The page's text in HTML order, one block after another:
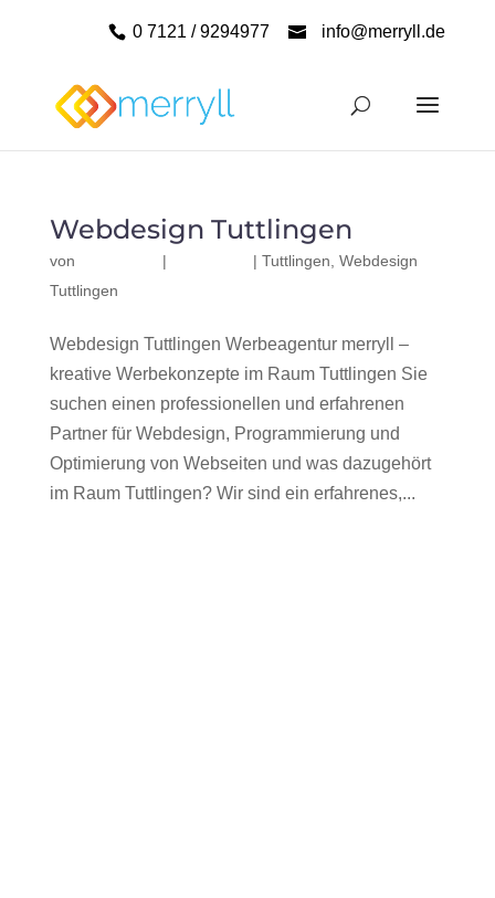
0 7121 / 9294977 info@merryll.de
Webdesign Tuttlingen
von | | Tuttlingen Webdesign
Tuttlingen
Webdesign Tuttlingen Werbeagentur merryll –
kreative Werbekonzepte im Raum Tuttlingen Sie
suchen einen professionellen und erfahrenen
Partner für Webdesign, Programmierung und
Optimierung von Webseiten und was dazugehört
im Raum Tuttlingen? Wir sind ein erfahrenes,...